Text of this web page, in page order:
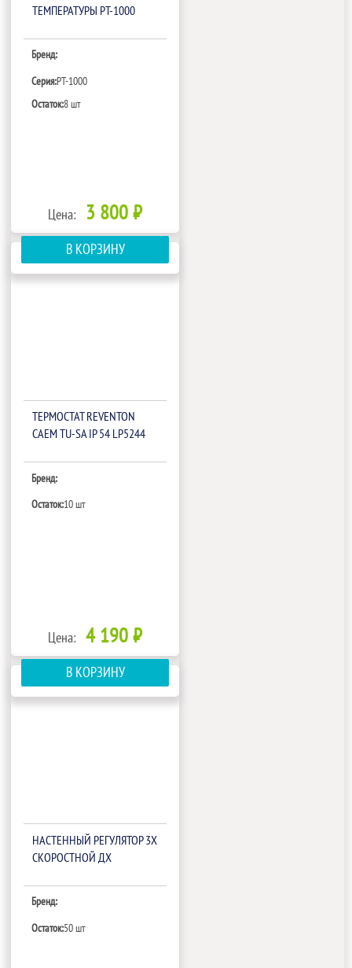
ТЕМПЕРАТУРЫ PT-1000
Бренд:
Серия:PT-1000
Остаток:8 шт
Цена: 3 800 ₽
В КОРЗИНУ
ТЕРМОСТАТ REVENTON
CAEM TU-SA IP 54 LP5244
Бренд:
Остаток:10 шт
Цена: 4 190 ₽
В КОРЗИНУ
НАСТЕННЫЙ РЕГУЛЯТОР 3Х
СКОРОСТНОЙ ДХ
Бренд:
Остаток:50 шт